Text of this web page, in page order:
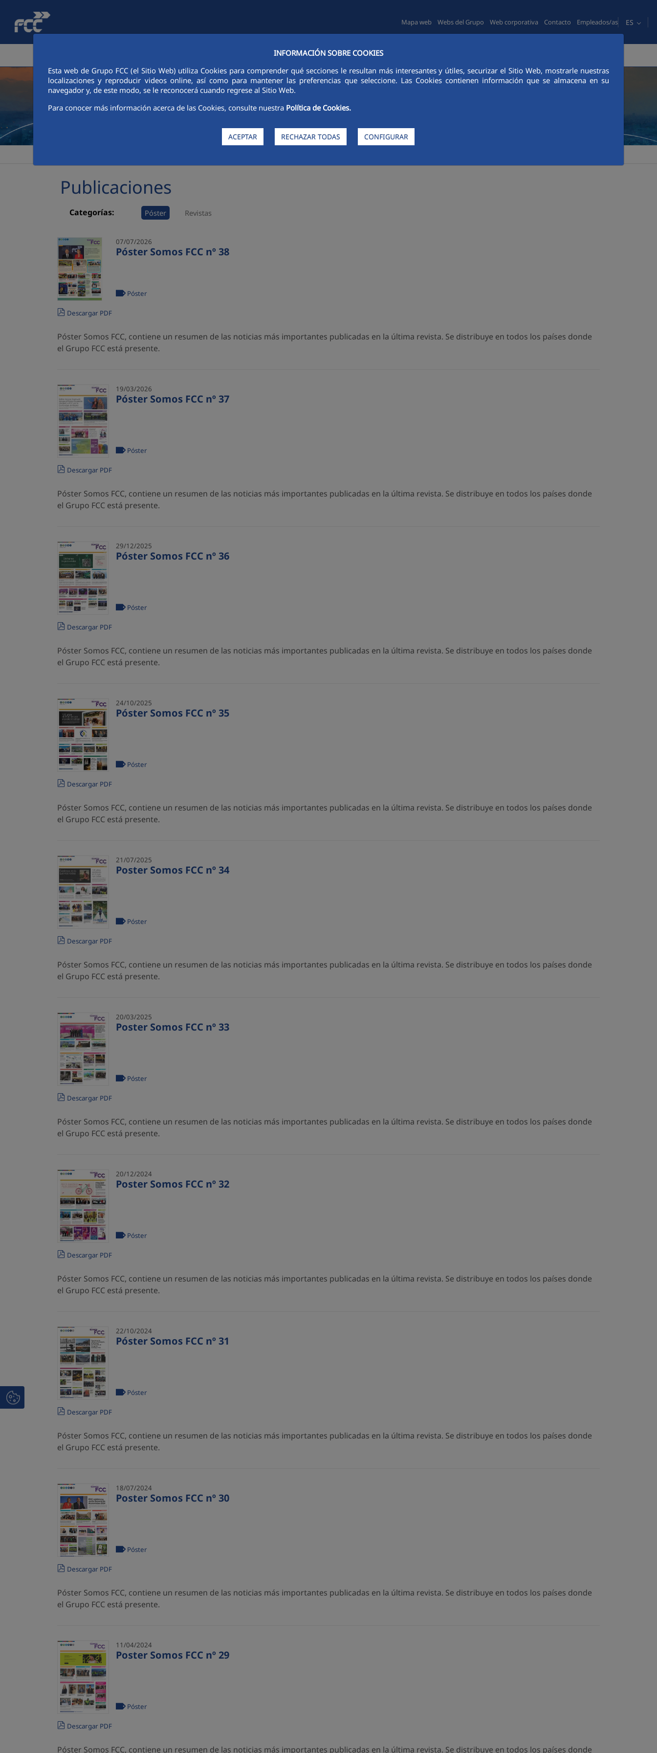
Saltar al contenido principal
INFORMACIÓN SOBRE COOKIES
Esta web de Grupo FCC (el Sitio Web) utiliza Cookies para comprender qué secciones le resultan más interesantes y útiles, securizar el Sitio Web, mostrarle nuestras
localizaciones y reproducir videos online, así como para mantener las preferencias que seleccione. Las Cookies contienen información que se almacena en su
navegador y, de este modo, se le reconocerá cuando regrese al Sitio Web.
Para conocer más información acerca de las Cookies, consulte nuestra Política de Cookies.
ACEPTAR RECHAZAR TODAS CONFIGURAR
Mapa web Webs del Grupo Web corporativa Contacto Empleados/as ES
SOSTENIBILIDAD GOBIERNO CORPORATIVO
Publicaciones
Categorías: Póster Revistas
07/07/2026
Póster Somos FCC nº 38
Descargar PDF
Póster
Póster Somos FCC, contiene un resumen de las noticias más importantes publicadas en la última revista. Se distribuye en todos los países donde
el Grupo FCC está presente.
19/03/2026
Póster Somos FCC nº 37
Descargar PDF
Póster
Póster Somos FCC, contiene un resumen de las noticias más importantes publicadas en la última revista. Se distribuye en todos los países donde
el Grupo FCC está presente.
29/12/2025
Póster Somos FCC nº 36
Descargar PDF
Póster
Póster Somos FCC, contiene un resumen de las noticias más importantes publicadas en la última revista. Se distribuye en todos los países donde
el Grupo FCC está presente.
24/10/2025
Póster Somos FCC nº 35
Descargar PDF
Póster
Póster Somos FCC, contiene un resumen de las noticias más importantes publicadas en la última revista. Se distribuye en todos los países donde
el Grupo FCC está presente.
21/07/2025
Poster Somos FCC nº 34
Descargar PDF
Póster
Póster Somos FCC, contiene un resumen de las noticias más importantes publicadas en la última revista. Se distribuye en todos los países donde
el Grupo FCC está presente.
20/03/2025
Poster Somos FCC nº 33
Descargar PDF
Póster
Póster Somos FCC, contiene un resumen de las noticias más importantes publicadas en la última revista. Se distribuye en todos los países donde
el Grupo FCC está presente.
20/12/2024
Poster Somos FCC nº 32
Descargar PDF
Póster
Póster Somos FCC, contiene un resumen de las noticias más importantes publicadas en la última revista. Se distribuye en todos los países donde
el Grupo FCC está presente.
22/10/2024
Póster Somos FCC nº 31
Descargar PDF
Póster
Póster Somos FCC, contiene un resumen de las noticias más importantes publicadas en la última revista. Se distribuye en todos los países donde
el Grupo FCC está presente.
18/07/2024
Poster Somos FCC nº 30
Descargar PDF
Póster
Póster Somos FCC, contiene un resumen de las noticias más importantes publicadas en la última revista. Se distribuye en todos los países donde
el Grupo FCC está presente.
11/04/2024
Poster Somos FCC nº 29
Descargar PDF
Póster
Póster Somos FCC, contiene un resumen de las noticias más importantes publicadas en la última revista. Se distribuye en todos los países donde